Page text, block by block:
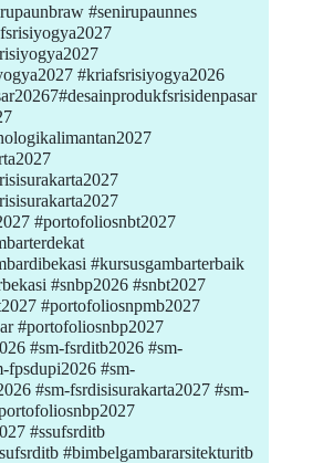
#senirupaunnes
#kriafsrisiyogya2026
#portofoliosnbt2027
#kursusgambarterbaik
#snbp2026 #snbt2027
#portofoliosnpmb2027
#portofoliosnbp2027
#sm-fsrditb2026 #sm-
fpsdupi2026 #sm-
#sm-fsrdisisurakarta2027 #sm-
#ssufsrditb
#bimbelgambararsitekturitb